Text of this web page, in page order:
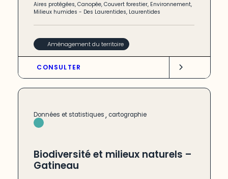
Aires protégées,Canopée,Couvert forestier, Environnement,
Milieux humides - Des Laurentides, Laurentides
Aménagement du territoire
CONSULTER
Données et statistiques, cartographie
Biodiversité et milieux naturels –
Gatineau